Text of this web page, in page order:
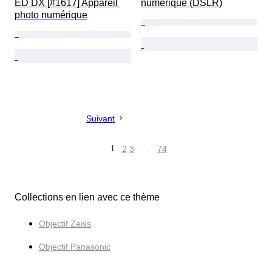
ED DX [#1617] Appareil
photo numérique
numérique (DSLR)
Suivant
1 2 3 … 74
Collections en lien avec ce thème
Objectif Zeiss
Objectif Panasonic